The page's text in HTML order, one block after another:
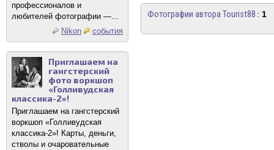
профессионалов и
любителей фотографии —...
Nikon
события
Приглашаем на
гангстерский
фото воркшоп
«Голливудская
классика-2»!
Приглашаем на гангстерский
воркшоп «Голливудская
классика-2»! Карты, деньги,
стволы и очаровательные
Фотографии автора Tourist88 : 1